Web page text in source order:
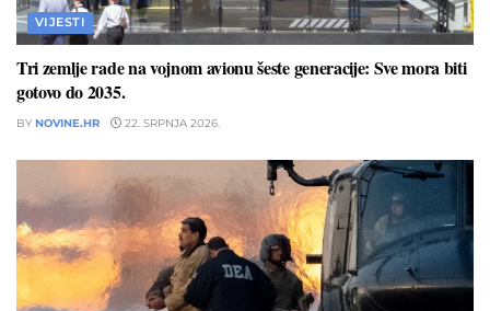
VIJESTI
Tri zemlje rade na vojnom avionu šeste generacije: Sve mora biti
gotovo do 2035.
BY NOVINE.HR 22. SRPNJA 2026.